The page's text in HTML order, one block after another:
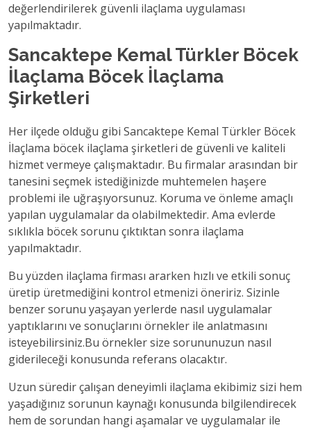
değerlendirilerek güvenli ilaçlama uygulaması
yapılmaktadır.
Sancaktepe Kemal Türkler Böcek
İlaçlama Böcek İlaçlama
Şirketleri
Her ilçede olduğu gibi Sancaktepe Kemal Türkler Böcek
İlaçlama böcek ilaçlama şirketleri de güvenli ve kaliteli
hizmet vermeye çalışmaktadır. Bu firmalar arasından bir
tanesini seçmek istediğinizde muhtemelen haşere
problemi ile uğraşıyorsunuz. Koruma ve önleme amaçlı
yapılan uygulamalar da olabilmektedir. Ama evlerde
sıklıkla böcek sorunu çıktıktan sonra ilaçlama
yapılmaktadır.
Bu yüzden ilaçlama firması ararken hızlı ve etkili sonuç
üretip üretmediğini kontrol etmenizi öneririz. Sizinle
benzer sorunu yaşayan yerlerde nasıl uygulamalar
yaptıklarını ve sonuçlarını örnekler ile anlatmasını
isteyebilirsiniz.Bu örnekler size sorununuzun nasıl
giderileceği konusunda referans olacaktır.
Uzun süredir çalışan deneyimli ilaçlama ekibimiz sizi hem
yaşadığınız sorunun kaynağı konusunda bilgilendirecek
hem de sorundan hangi aşamalar ve uygulamalar ile